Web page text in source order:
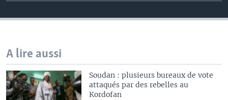
A lire aussi
Soudan : plusieurs bureaux de vote
attaqués par des rebelles au
Kordofan